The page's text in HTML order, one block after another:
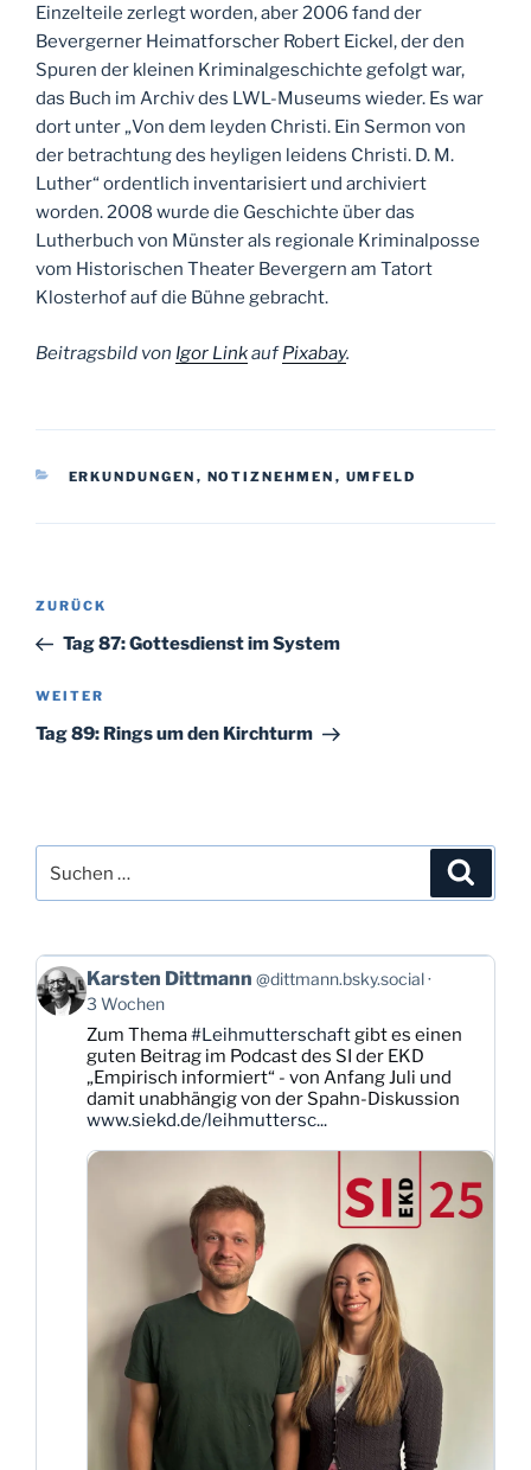
Einzelteile zerlegt worden, aber 2006 fand der
Bevergerner Heimatforscher Robert Eickel, der den
Spuren der kleinen Kriminalgeschichte gefolgt war,
das Buch im Archiv des LWL-Museums wieder. Es war
dort unter „Von dem leyden Christi. Ein Sermon von
der betrachtung des heyligen leidens Christi. D. M.
Luther“ ordentlich inventarisiert und archiviert
worden. 2008 wurde die Geschichte über das
Lutherbuch von Münster als regionale Kriminalposse
vom Historischen Theater Bevergern am Tatort
Klosterhof auf die Bühne gebracht.
Beitragsbild von Igor LinkaufPixabay.
KATEGORIEN
ERKUNDUNGEN , NOTIZNEHMEN , UMFELD
Beitragsnavigation
Vorheriger
Beitrag
ZURÜCK
Tag 87: Gottesdienst im System
Nächster
Beitrag
WEITER
Tag 89: Rings um den Kirchturm
nach:
Beitrag
von
Karsten
Dittmann
Bluesky
ansehen
Karsten Dittmann @dittmann.bsky.social
3 Wochen
Zum Thema#Leihmutterschaftgibt es einen
guten Beitrag im Podcast des SI der EKD
„Empirisch informiert“ - von Anfang Juli und
damit unabhängig von der Spahn-Diskussion
www.siekd.de/leihmuttersc...